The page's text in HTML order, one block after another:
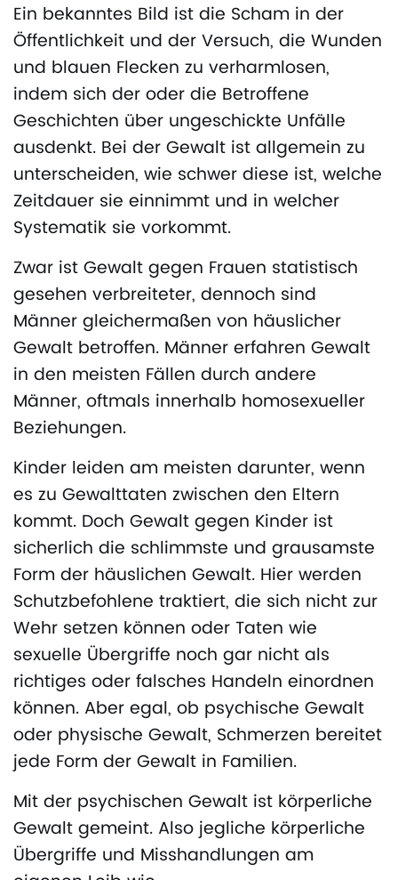
Ein bekanntes Bild ist die Scham in der
Öffentlichkeit und der Versuch, die Wunden
und blauen Flecken zu verharmlosen,
indem sich der oder die Betroffene
Geschichten über ungeschickte Unfälle
ausdenkt. Bei der Gewalt ist allgemein zu
unterscheiden, wie schwer diese ist, welche
Zeitdauer sie einnimmt und in welcher
Systematik sie vorkommt.
Zwar ist Gewalt gegen Frauen statistisch
gesehen verbreiteter, dennoch sind
Männer gleichermaßen von häuslicher
Gewalt betroffen. Männer erfahren Gewalt
in den meisten Fällen durch andere
Männer, oftmals innerhalb homosexueller
Beziehungen.
Kinder leiden am meisten darunter, wenn
es zu Gewalttaten zwischen den Eltern
kommt. Doch Gewalt gegen Kinder ist
sicherlich die schlimmste und grausamste
Form der häuslichen Gewalt. Hier werden
Schutzbefohlene traktiert, die sich nicht zur
Wehr setzen können oder Taten wie
sexuelle Übergriffe noch gar nicht als
richtiges oder falsches Handeln einordnen
können. Aber egal, ob psychische Gewalt
oder physische Gewalt, Schmerzen bereitet
jede Form der Gewalt in Familien.
Mit der psychischen Gewalt ist körperliche
Gewalt gemeint. Also jegliche körperliche
Übergriffe und Misshandlungen am